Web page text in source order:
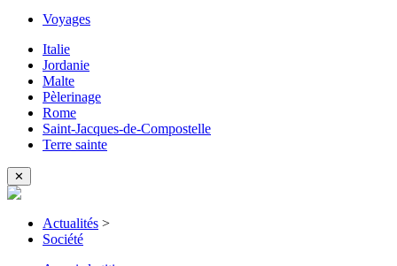
Voyages
Italie
Jordanie
Malte
Pèlerinage
Rome
Saint-Jacques-de-Compostelle
Terre sainte
✕
Actualités >
Société